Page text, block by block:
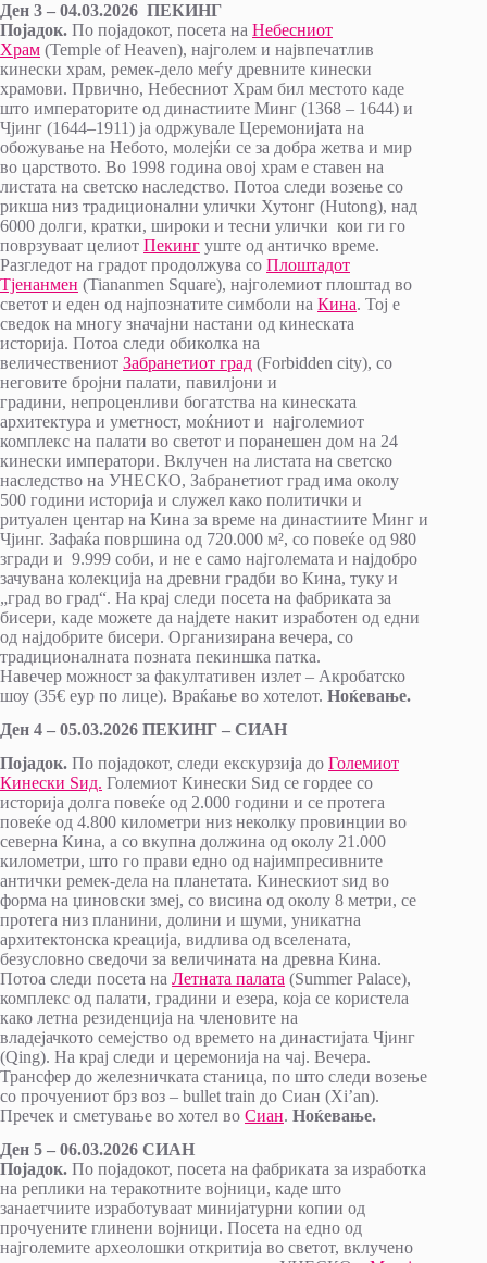
Ден 3 – 04.03.2026 ПЕКИНГ
Појадок. По појадокот, посета на Небесниот
Храм (Temple of Heaven), најголем и највпечатлив
кинески храм, ремек-дело меѓу древните кинески
храмови. Првично, Небесниот Храм бил местото каде
што императорите од династиите Минг (1368 – 1644) и
Чјинг (1644–1911) ја одржувале Церемонијата на
обожување на Небото, молејќи се за добра жетва и мир
во царството. Во 1998 година овој храм е ставен на
листата на светско наследство. Потоа следи возење со
рикша низ традиционални улички Хутонг (Hutong), над
6000 долги, кратки, широки и тесни улички кои ги го
поврзуваат целиот Пекинг уште од античко време.
Разгледот на градот продолжува со Плоштадот
Тјенанмен (Tiananmen Square), најголемиот плоштад во
светот и еден од најпознатите симболи на Кина. Тој е
сведок на многу значајни настани од кинеската
историја. Потоа следи обиколка на
величествениот Забранетиот град (Forbidden city), со
неговите бројни палати, павилјони и
градини, непроценливи богатства на кинеската
архитектура и уметност, моќниот и најголемиот
комплекс на палати во светот и поранешен дом на 24
кинески императори. Вклучен на листата на светско
наследство на УНЕСКО, Забранетиот град има околу
500 години историја и служел како политички и
ритуален центар на Кина за време на династиите Минг и
Чјинг. Зафаќа површина од 720.000 м², со повеќе од 980
згради и 9.999 соби, и не е само најголемата и најдобро
зачувана колекција на древни градби во Кина, туку и
„град во град“. На крај следи посета на фабриката за
бисери, каде можете да најдете накит изработен од едни
од најдобрите бисери. Организирана вечера, со
традиционалната позната пекиншка патка.
Навечер можност за факултативен излет – Акробатско
шоу (35€ еур по лице). Враќање во хотелот. Ноќевање.
Ден 4 – 05.03.2026 ПЕКИНГ – СИАН
Појадок. По појадокот, следи екскурзија до Големиот
Кинески Ѕид. Големиот Кинески Ѕид се гордее со
историја долга повеќе од 2.000 години и се протега
повеќе од 4.800 километри низ неколку провинции во
северна Кина, а со вкупна должина од околу 21.000
километри, што го прави едно од најимпресивните
антички ремек-дела на планетата. Кинескиот ѕид во
форма на џиновски змеј, со висина од околу 8 метри, се
протега низ планини, долини и шуми, уникатна
архитектонска креација, видлива од вселената,
безусловно сведочи за величината на древна Кина.
Потоа следи посета на Летната палата (Summer Palace),
комплекс од палати, градини и езера, која се користела
како летна резиденција на членовите на
владејачкото семејство од времето на династијата Чјинг
(Qing). На крај следи и церемонија на чај. Вечера.
Трансфер до железничката станица, по што следи возење
со прочуениот брз воз – bullet train до Сиан (Xi’an).
Пречек и сметување во хотел во Сиан. Ноќевање.
Ден 5 – 06.03.2026 СИАН
Појадок. По појадокот, посета на фабриката за изработка
на реплики на теракотните војници, каде што
занаетчиите изработуваат минијатурни копии од
прочуените глинени војници. Посета на едно од
најголемите археолошки откритија во светот, вклучено